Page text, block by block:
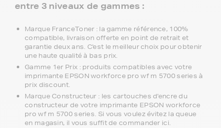
entre 3 niveaux de gammes :
Marque FranceToner : la gamme référence, 100%
compatible, livraison offerte en point de retrait et
garantie deux ans. C'est le meilleur choix pour obtenir
une haute qualité à bas prix.
Gamme 1er Prix : produits compatibles avec votre
imprimante EPSON workforce pro wf m 5700 series à
prix discount.
Marque Constructeur : les cartouches d'encre du
constructeur de votre imprimante EPSON workforce
pro wf m 5700 series. Si vous voulez évitez la queue
en magasin, il vous suffit de commander ici.